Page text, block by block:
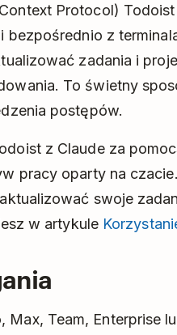
Protocol)
z
zadania i
To świetny
postępów.
z Claude za
pracy oparty na
swoje
w artykule
Max, Team, Enterprise